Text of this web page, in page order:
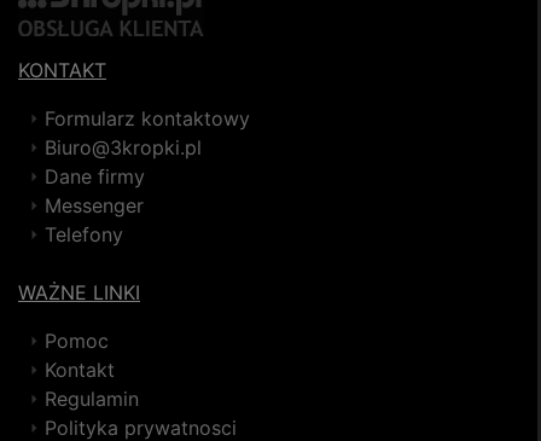
KONTAKT
Formularz kontaktowy
Biuro@3kropki.pl
Dane firmy
Messenger
Telefony
WAŻNE LINKI
Pomoc
Kontakt
Regulamin
Polityka prywatnosci